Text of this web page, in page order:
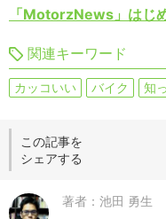
「MotorzNews」はじ
関連キーワード
カッコいい バイク 知
この記事を
シェアする
著者：池田 勇生